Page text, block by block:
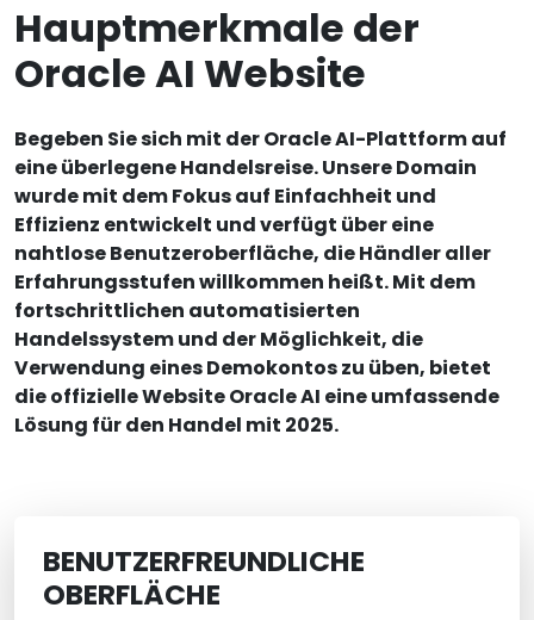
Hauptmerkmale der
Oracle AI Website
Begeben Sie sich mit der Oracle AI-Plattform auf
eine überlegene Handelsreise. Unsere Domain
wurde mit dem Fokus auf Einfachheit und
Effizienz entwickelt und verfügt über eine
nahtlose Benutzeroberfläche, die Händler aller
Erfahrungsstufen willkommen heißt. Mit dem
fortschrittlichen automatisierten
Handelssystem und der Möglichkeit, die
Verwendung eines Demokontos zu üben, bietet
die offizielle Website Oracle AI eine umfassende
Lösung für den Handel mit 2025.
BENUTZERFREUNDLICHE
OBERFLÄCHE